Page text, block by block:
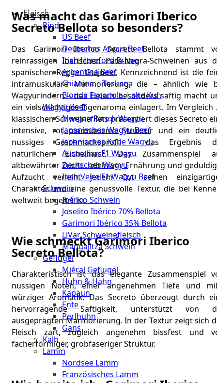
The
Meat
Stuttgart
Fleisch
Rind
US Beef
Deutsches Angus Beef
Irish Hereford Prime
Argentina Beef
Chianina | Toskana
Blonda Espanola | alte Kuh
Wagyu Beef
Morgan Ranch Wagyu
Japanisches Wagyu Beef
Japanisches Kobe Wagyu
Australian F1 Wagyu
Deutsches Wagyu
Irish Veire F1 Wagyu Beef
Schwein
Ibérico Schwein
Joselito Ibérico 70% Bellota
Garimori Ibérico 35% Bellota
LiVar Schweinefleisch
Mangalitza Schwein
Geflügel
Miéral Geflügel
Huhn & Hahn
Kapaun
Ente
Perlhuhn
Gans
Kalb
Lamm
Nordsee Lamm
Französisches Lamm
Was macht das Garimori Iberico
Secreto Bellota so besonders?
Das Garimori Iberico Secreto Bellota stammt
reinrassigen iberischen Pata-Negra-Schweinen aus
spanischen Region Guijuelo. Kennzeichnend ist die
intramuskuläre Marmorierung, die – ähnlich wie
Wagyurindern – das Fleisch besonders saftig macht
ein vielschichtiges Eigenaroma einlagert. Im Vergleich
klassischen Schweinefilets präsentiert dieses Secreto
intensive, rot marmorierte Struktur und ein
nussiges Geschmacksprofil – das Ergebnis
natürlichen Eichelmast. Das Zusammenspiel
altbewährter Zucht, selektiver Ernährung und
Aufzucht verleiht jedem Cut seinen
Charakter und eine genussvolle Textur, die bei
weltweit begehrt ist.
Wie schmeckt Garimori Iberico
Secreto Bellota?
Charakteristisch ist das elegante Zusammenspiel
nussigen Noten, einer angenehmen Tiefe und
würziger Aromatik. Das Secreto überzeugt durch
hervorragende Saftigkeit, unterstützt von
ausgeprägten Marmorierung. In der Textur zeigt sich
Fleisch zart, zugleich angenehm bissfest und
fächerförmiger, grobfaseriger Struktur.